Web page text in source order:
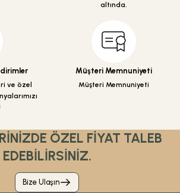
altında.
ve özel
Müşteri Memnuniyeti
Müşteri Memnuniyeti
ÖZEL FİYAT TALEB
EDEBİLİRSİNİZ.
Bize Ulaşın